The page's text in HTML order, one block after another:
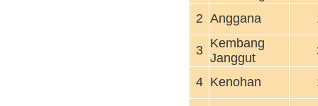
2 Anggana
3 Kembang
Janggut
4 Kenohan